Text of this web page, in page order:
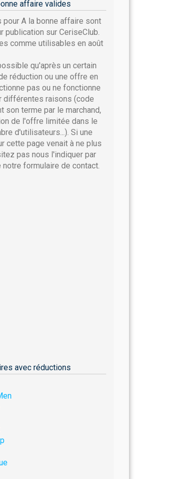
affaire valides
A la bonne affaire sont
publication sur CeriseClub.
comme utilisables en août
qu'après un certain
réduction ou une offre en
pas ou ne fonctionne
différentes raisons (code
son terme par le marchand,
de l'offre limitée dans le
d'utilisateurs...). Si une
cette page venait à ne plus
pas nous l'indiquer par
formulaire de contact.
avec réductions